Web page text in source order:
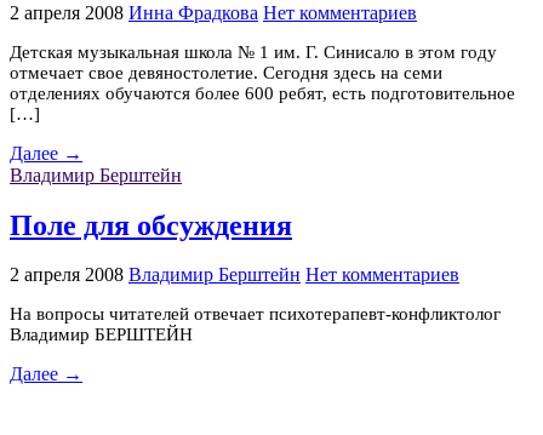
2 апреля 2008 Инна Фрадкова Нет комментариев
Детская музыкальная школа № 1 им. Г. Синисало в этом году
отмечает свое девяностолетие. Сегодня здесь на семи
отделениях обучаются более 600 ребят, есть подготовительное
[…]
Далее →
Владимир Берштейн
Поле для обсуждения
2 апреля 2008 Владимир Берштейн Нет комментариев
На вопросы читателей отвечает психотерапевт-конфликтолог
Владимир БЕРШТЕЙН
Далее →